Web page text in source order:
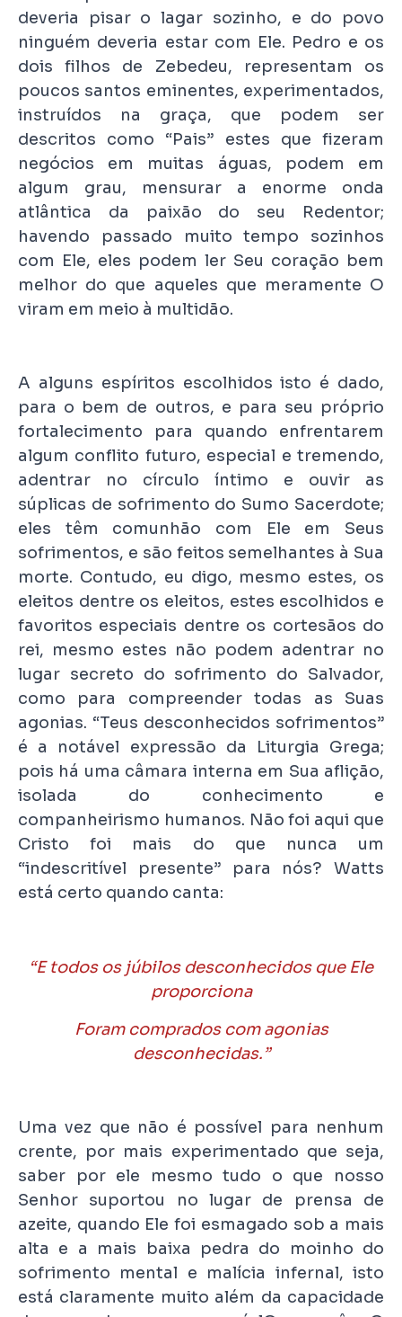
deveria pisar o lagar sozinho, e do povo
ninguém deveria estar com Ele. Pedro e os
dois filhos de Zebedeu, representam os
poucos santos eminentes, experimentados,
instruídos na graça, que podem ser
descritos como “Pais” estes que fizeram
negócios em muitas águas, podem em
algum grau, mensurar a enorme onda
atlântica da paixão do seu Redentor;
havendo passado muito tempo sozinhos
com Ele, eles podem ler Seu coração bem
melhor do que aqueles que meramente O
viram em meio à multidão.
A alguns espíritos escolhidos isto é dado,
para o bem de outros, e para seu próprio
fortalecimento para quando enfrentarem
algum conflito futuro, especial e tremendo,
adentrar no círculo íntimo e ouvir as
súplicas de sofrimento do Sumo Sacerdote;
eles têm comunhão com Ele em Seus
sofrimentos, e são feitos semelhantes à Sua
morte. Contudo, eu digo, mesmo estes, os
eleitos dentre os eleitos, estes escolhidos e
favoritos especiais dentre os cortesãos do
rei, mesmo estes não podem adentrar no
lugar secreto do sofrimento do Salvador,
como para compreender todas as Suas
agonias. “Teus desconhecidos sofrimentos”
é a notável expressão da Liturgia Grega;
pois há uma câmara interna em Sua aflição,
isolada do conhecimento e
companheirismo humanos. Não foi aqui que
Cristo foi mais do que nunca um
“indescritível presente” para nós? Watts
está certo quando canta:
“E todos os júbilos desconhecidos que Ele
proporciona
Foram comprados com agonias
desconhecidas.”
Uma vez que não é possível para nenhum
crente, por mais experimentado que seja,
saber por ele mesmo tudo o que nosso
Senhor suportou no lugar de prensa de
azeite, quando Ele foi esmagado sob a mais
alta e a mais baixa pedra do moinho do
sofrimento mental e malícia infernal, isto
está claramente muito além da capacidade